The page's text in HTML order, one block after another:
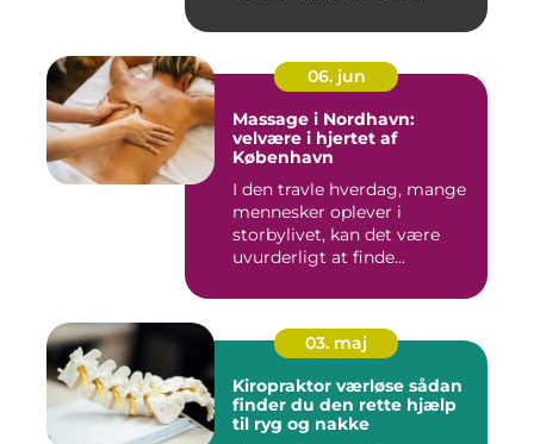
06. jun
Massage i Nordhavn:
velvære i hjertet af
København
I den travle hverdag, mange
mennesker oplever i
storbylivet, kan det være
uvurderligt at finde...
03. maj
Kiropraktor værløse sådan
finder du den rette hjælp
til ryg og nakke